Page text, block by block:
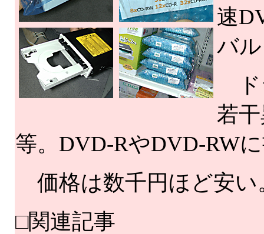
速
バ
ド
若
等。DVD-RやDVD-RW
価格は数千円ほど安い
□関連記事